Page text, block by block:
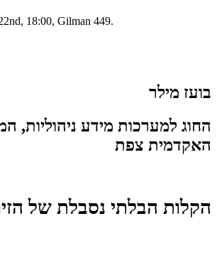
18:00, Gilman 449.
בועז מילר
החוג למערכות מידע ניהוליות,
האקדמית צפת
הקלות הבלתי נסבלת של